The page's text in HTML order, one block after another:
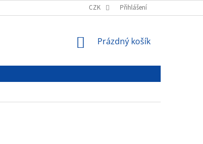
PODMÍNKY OCHRANY OSOBNÍCH ÚDAJŮ
CZK Přihlášení
NÁKUPNÍ
Prázdný košík